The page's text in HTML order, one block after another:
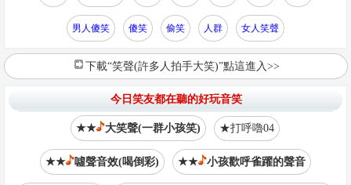
男人傻笑 傻笑 偷笑 人群 女人笑聲
下載“笑聲(許多人拍手大笑)”點這進入>>
今日笑友都在聽的好玩音笑
★★ 大笑聲(一群小孩笑) ★打呼嚕04
★★ 噓聲音效(喝倒彩) ★★ 小孩歡呼雀躍的聲音